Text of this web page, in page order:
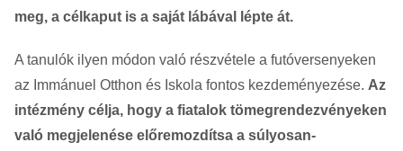
meg, a célkaput is a saját lábával lépte át.
A tanulók ilyen módon való részvétele a futóversenyeken
az Immánuel Otthon és Iskola fontos kezdeményezése. Az
intézmény célja, hogy a fiatalok tömegrendezvényeken
való megjelenése előremozdítsa a súlyosan-